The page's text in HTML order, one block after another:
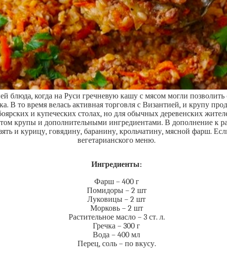
блюда, когда на Руси гречневую кашу с мясом могли
то время велась активная торговля с Византией, и крупу
и купеческих столах, но для обычных деревенских
крупы и дополнительными ингредиентами. В дополнение
и курицу, говядину, баранину, крольчатину, мясной фарш.
вегетарианского меню.
Ингредиенты:
Фарш – 400 г
Помидоры – 2 шт
Луковицы – 2 шт
Морковь – 2 шт
Растительное масло – 3 ст. л.
Гречка – 300 г
Вода – 400 мл
Перец, соль – по вкусу.